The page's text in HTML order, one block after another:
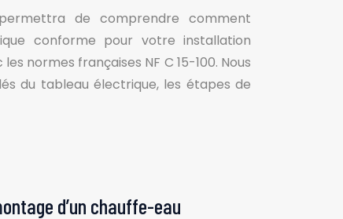
de comprendre comment
conforme pour votre installation
normes françaises NF C 15-100. Nous
du tableau électrique, les étapes de
d’un chauffe-eau